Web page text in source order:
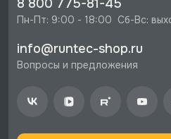
⚡️ Бесплатная доставка в
стоимости заказа.
8 800 775-81-45
Пн-Пт: 9:00 - 18:00  Сб-Вс:
info@runtec-shop.ru
Вопросы и предложения